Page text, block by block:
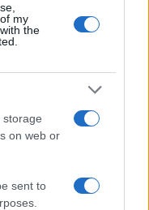
my
the
storage
on web or
sent to
a temperatura
bilanciare
aceto può
aspro, mentre
il giusto
ai tempi di cottura: